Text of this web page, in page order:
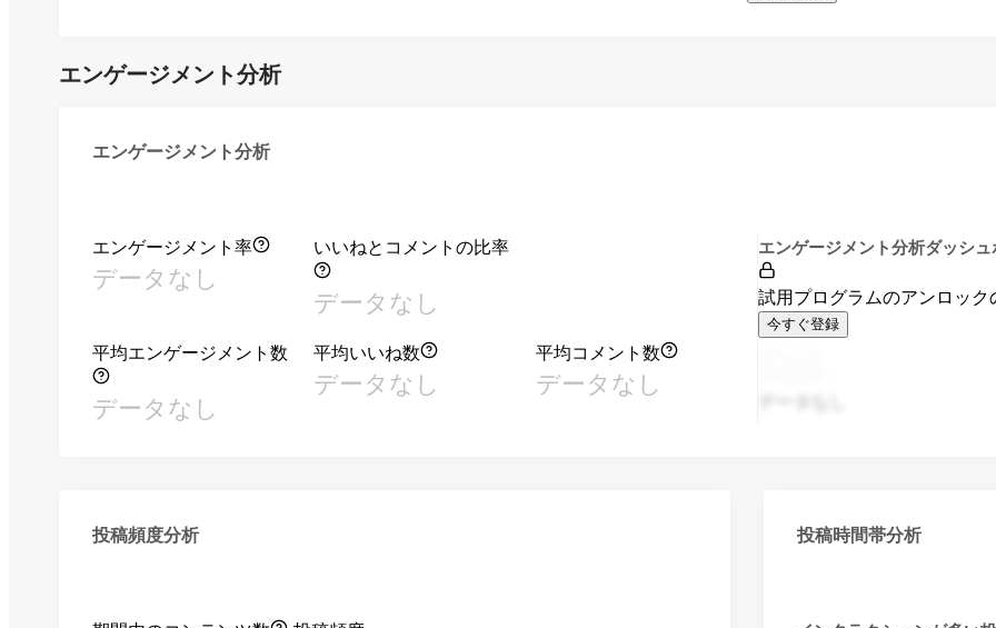
エンゲージメント分析
エンゲージメント分析
エンゲージメント率
データなし
いいねとコメントの比率
データなし
平均エンゲージメント数
データなし
平均いいね数
データなし
平均コメント数
データなし
エンゲージメント分析ダッシュ
試用プログラムのアンロック
今すぐ登録
投稿頻度分析 投稿時間帯分析